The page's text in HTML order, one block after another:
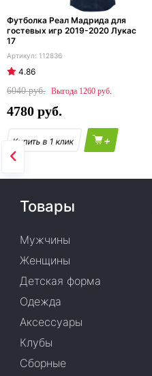
Футболка Реал Мадрида для
гостевых игр 2019-2020 Лукас
17
112836
4.86
6040
1260
4780
+
Товары
Мужчины
Женщины
Детская форма
Одежда
Аксессуары
Клубы
Сборные